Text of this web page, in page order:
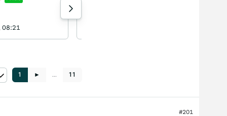
großen Wurf macht.
Die Zeit die Erfolge nun einzufahren ist gekommen !!
08:21
1 ► … 11
#201